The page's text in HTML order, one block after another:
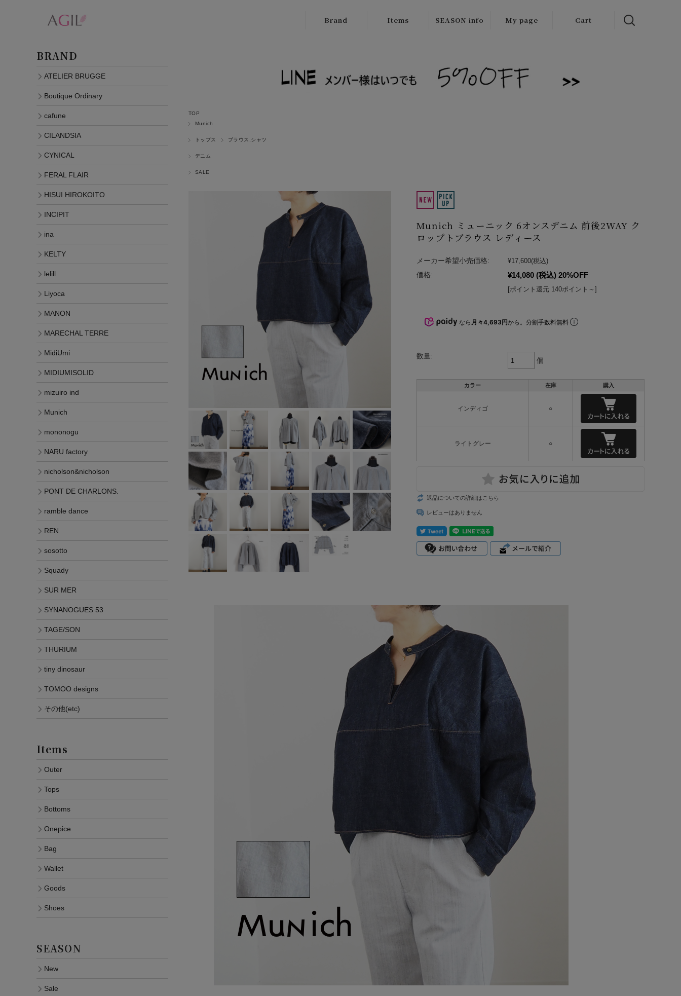
Brand
Boutique
HISUI
HIROKOITO
lelill
Liyoca
MANON
MIDIUMISOL
ID
mizuiro ind
mononogu
Munic
NARU factory
nicholson&ni
Squady
SUR MER
SYNANOGUE
S 53
THURIUM
tiny dinosaur
TOMOO
designs
Items SEASON info
SALE/Outlet
My page Cart
TOP
Munich
トップス ブラウス,シャツ
デニム
SALE
Munich ミューニック 6オンスデニム 前後2WAY ク
ロップトブラウス レディース
メーカー希望小売価格: ¥17,600(税込)
価格:
¥14,080 (税込) 20%OFF
[ポイント還元 140ポイント～]
なら 月々4,693円から。分割手数料無料
数量:
個
カラー 在庫 購入
インディゴ ○
ライトグレー ○
返品についての詳細はこちら
レビューはありません
BRAND
ATELIER BRUGGE
Boutique Ordinary
cafune
CILANDSIA
CYNICAL
FERAL FLAIR
HISUI HIROKOITO
INCIPIT
ina
KELTY
lelill
Liyoca
MANON
MARECHAL TERRE
MidiUmi
MIDIUMISOLID
mizuiro ind
Munich
mononogu
NARU factory
nicholson&nicholson
PONT DE CHARLONS.
ramble dance
REN
sosotto
Squady
SUR MER
SYNANOGUES 53
TAGE/SON
THURIUM
tiny dinosaur
TOMOO designs
その他(etc)
Items
Outer
Tops
Bottoms
Onepice
Bag
Wallet
Goods
Shoes
SEASON
New
Sale